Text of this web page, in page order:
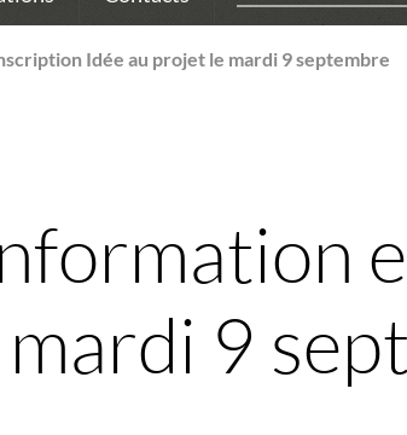
Idée au projet le mardi 9 septembre
9